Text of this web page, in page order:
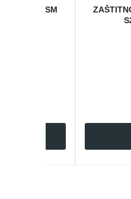
2.5D ZA SM